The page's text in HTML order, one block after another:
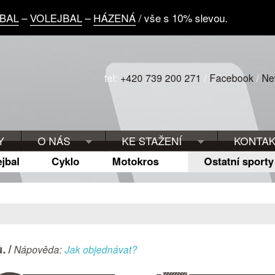
tel: +420 739 200 271 / Facebook /
O NÁS KE STAŽENÍ
Cyklo Motokros Ostatní sporty
/Nápověda: Jak objednávat?
–VOLEJBAL–HÁZENÁ/ vše s 10% slevou.